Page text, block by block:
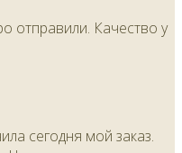
отправили. Качество у
сегодня мой заказ.